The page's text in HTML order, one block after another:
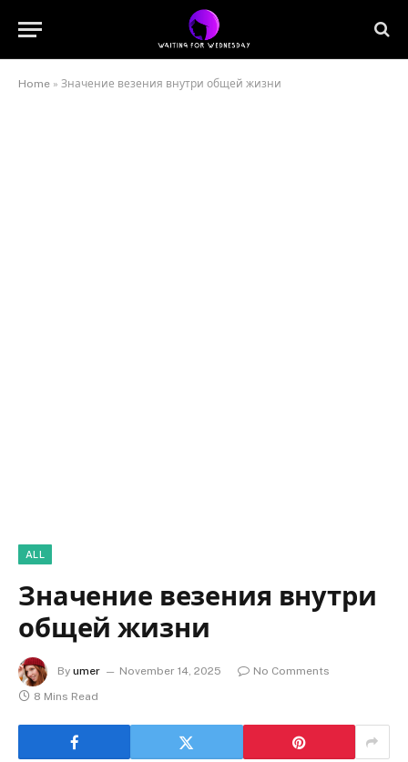
Home » Значение везения внутри общей жизни
ALL
Значение везения внутри
общей жизни
By umer November 14, 2025
No Comments
8 Mins Read